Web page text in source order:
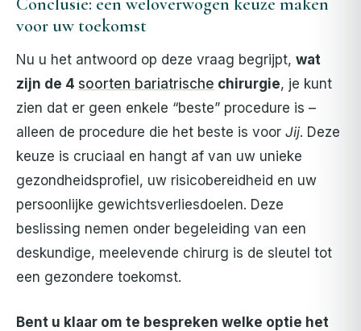
voor uw toekomst
Nu u het antwoord op deze vraag begrijpt, wat
zijn de 4 soorten bariatrische chirurgie, je kunt
zien dat er geen enkele “beste” procedure is –
alleen de procedure die het beste is voor Jij. Deze
keuze is cruciaal en hangt af van uw unieke
gezondheidsprofiel, uw risicobereidheid en uw
persoonlijke gewichtsverliesdoelen. Deze
beslissing nemen onder begeleiding van een
deskundige, meelevende chirurg is de sleutel tot
een gezondere toekomst.
Bent u klaar om te bespreken welke optie het